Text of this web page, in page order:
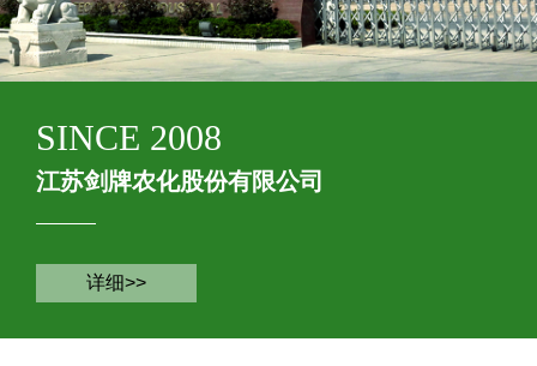
SINCE 2008
江苏剑牌农化股份有限公司
详细>>